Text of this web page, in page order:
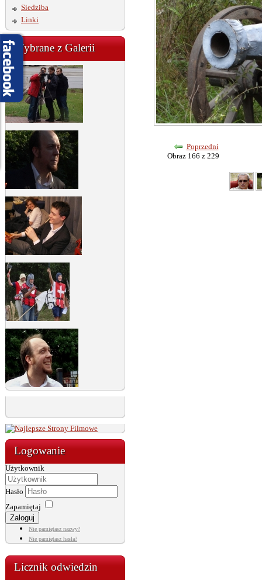
Siedziba
Linki
Wybrane z Galerii
Logowanie
Użytkownik
Hasło
Zapamiętaj
Zaloguj
Nie pamiętasz nazwy?
Nie pamiętasz hasła?
Licznik odwiedzin
Poprzedni
Obraz 166 z 229